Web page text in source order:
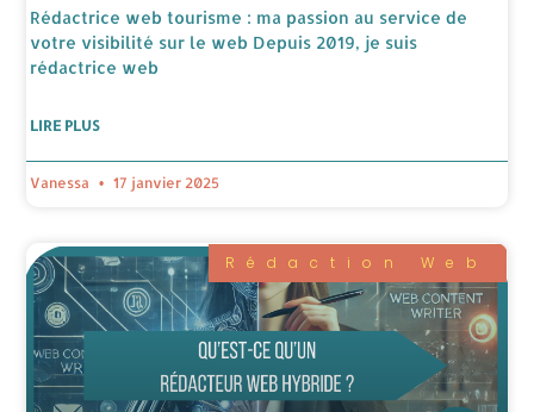
Rédactrice web tourisme : ma passion au service de
votre visibilité sur le web Depuis 2019, je suis
rédactrice web
LIRE PLUS
Vanessa 17 janvier 2025
Rédaction Web